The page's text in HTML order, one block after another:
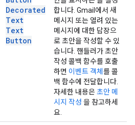
Decorated
Text
Text
Button
합니다. Gmail에서 새
메시지 또는 열려 있는
메시지에 대한 답장으
로 초안을 작성할 수 있
습니다. 핸들러가 초안
작성 콜백 함수를 호출
하면 이벤트 객체 를 콜
백 함수에 전달합니다.
자세한 내용은초안 메
시지 작성 을 참고하세
요.